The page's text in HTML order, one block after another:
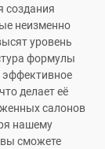
создания
неизменно
уровень
формулы
эффективное
делает её
салонов
нашему
сможете